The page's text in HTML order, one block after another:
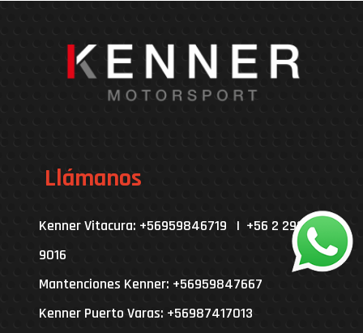
Llámanos
Kenner Vitacura: +56959846719 | +56 2 2929
9016
Mantenciones Kenner: +56959847667
Kenner Puerto Varas: +56987417013